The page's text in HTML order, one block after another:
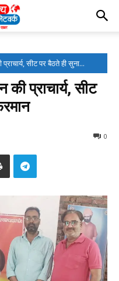
सीट पर बैठते ही सुना...
प्राचार्य, सीट
0